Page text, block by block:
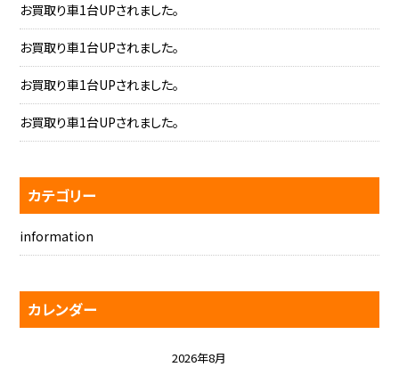
お買取り車1台UPされました。
お買取り車1台UPされました。
お買取り車1台UPされました。
お買取り車1台UPされました。
カテゴリー
information
カレンダー
2026年8月